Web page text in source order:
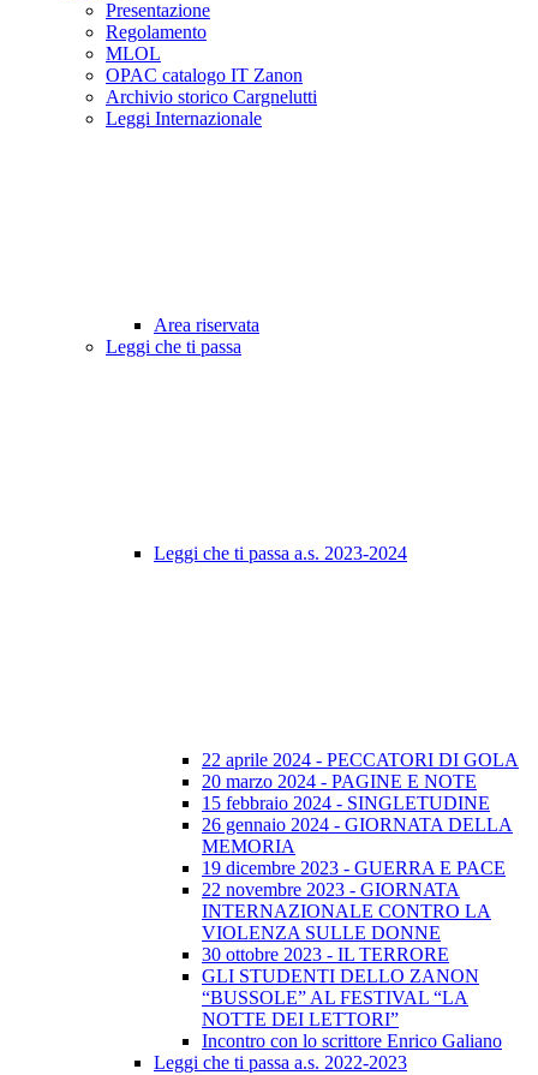
Presentazione
Regolamento
MLOL
OPAC catalogo IT Zanon
Archivio storico Cargnelutti
Leggi Internazionale
Area riservata
Leggi che ti passa
Leggi che ti passa a.s. 2023-2024
22 aprile 2024 - PECCATORI DI GOLA
20 marzo 2024 - PAGINE E NOTE
15 febbraio 2024 - SINGLETUDINE
26 gennaio 2024 - GIORNATA DELLA
MEMORIA
19 dicembre 2023 - GUERRA E PACE
22 novembre 2023 - GIORNATA
INTERNAZIONALE CONTRO LA
VIOLENZA SULLE DONNE
30 ottobre 2023 - IL TERRORE
GLI STUDENTI DELLO ZANON
“BUSSOLE” AL FESTIVAL “LA
NOTTE DEI LETTORI”
Incontro con lo scrittore Enrico Galiano
Leggi che ti passa a.s. 2022-2023